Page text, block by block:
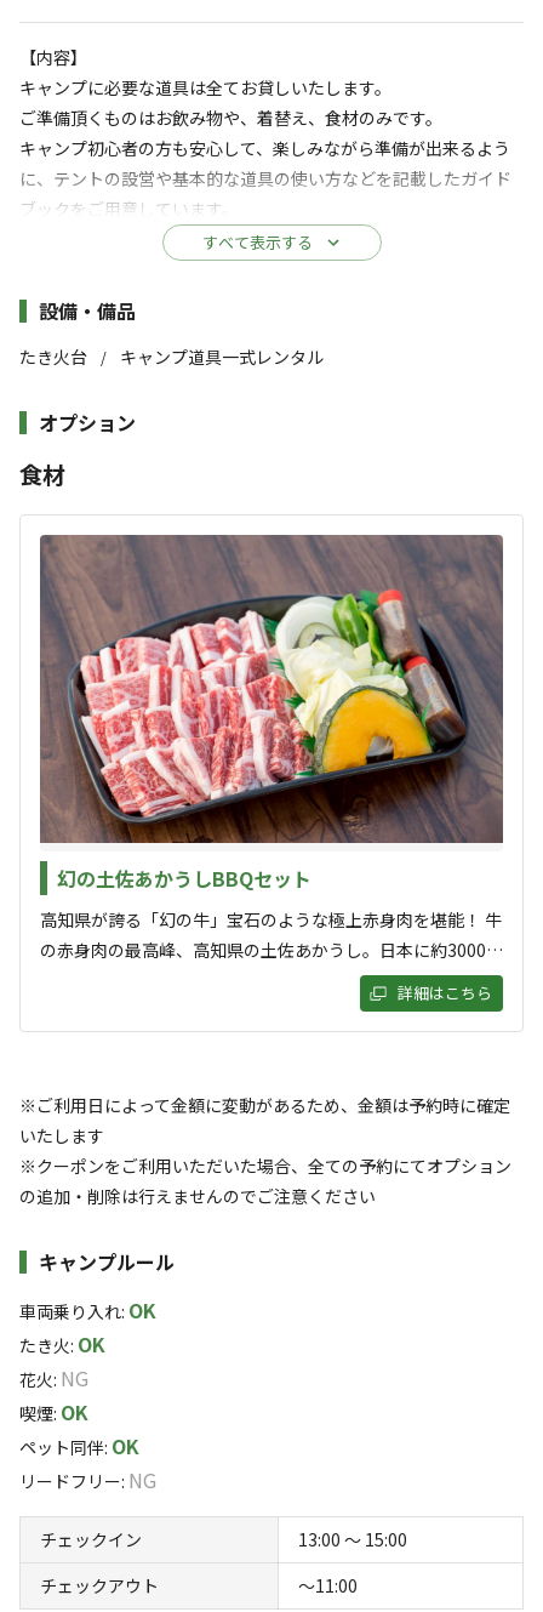
【内容】
キャンプに必要な道具は全てお貸しいたします。
ご準備頂くものはお飲み物や、着替え、食材のみです。
キャンプ初心者の方も安心して、楽しみながら準備が出来るよう
に、テントの設営や基本的な道具の使い方などを記載したガイド
ブックをご用意しています。
・奈半利のパン屋さん「パンセ特製ホットサンドセット」（人数
・設備：テント／タープ／テーブル2台／寝袋・チェア・コット人
数分／ランタン2本／トング／網／BBQコンロ1台／手袋／ひばさ
み／薪／木炭／カトラリー類＆お皿／ホットサンドプレス／その
キャンプ利用のお客様のご入浴は、近隣温浴施設をご利用くださ
いませ。
※車で6分、たのたの温泉
※車で3分、歩き20分 ホテルなはり大浴場
【料金】
未就学児 無料 ※食事なし
※利用可能な人数は最大で、大人４名+未就学児１名まで
設営、撤収はお客様ご自身でお願いします。
チェックアウト時にスタッフが備品等の確認をさせていただきま
す。
9:00~17:30まではスタッフが常駐しています。
その他スタッフによるサポートが必要なお客様はお気軽にお申し
すべて表示する
施設詳細
設備・備品
たき火台 / キャンプ道具一式レンタル
オプション
食材
幻の土佐あかうしBBQセット
高知県が誇る「幻の牛」宝石のような極上赤身肉を堪能！ 牛
の赤身肉の最高峰、高知県の土佐あかうし。日本に約3000頭
と希少なため、ほとんど一般家庭に出回らないことから幻の
牛と呼ばれています。そのうま味、甘み成分は黒毛和牛の2
～3倍ともいわれ、脂の溶け出す温度が低いため、食べると
けといった「脂質の良さ」を感じることができます。 ※1予
約につき、1人前のBBQセットが付きます。 ※写真は2人前
になります。
詳細はこちら
※ご利用日によって金額に変動があるため、金額は予約時に確定
いたします
※クーポンをご利用いただいた場合、全ての予約にてオプション
の追加・削除は行えませんのでご注意ください
キャンプルール
車両乗り入れ: OK
たき火: OK
花火: NG
喫煙: OK
ペット同伴: OK
リードフリー: NG
チェックイン
13:00 〜 15:00
チェックアウト
〜11:00
自動販売機
※詳しくは「キャンプ場情報 」をご確認ください。
【サンゴ礁の広がる海沿いのキャンプ場】SUP
やクリアカヤックのアクティビティ施設も併設！
かつおの藁焼き体験や、アロマづくり体験、ジ
オパークなど近隣施設も充実！
目の前にはサンゴと熱帯魚の生息する海と歴史の面影を感
じる古民家が建ち並ぶまち、奈半利町。日常から離れて、
感じる旅にキャンプという選択を。
高知県東部に位置する海浜センターキャンプ場では、太平
洋を一望することが出来ます。
海岸沖には、約70種類と豊富なサンゴや色とりどりの美
しい熱帯魚が生息しており、各種アクティビティ体験もご
用意しております。
SUPや、シュノーケリング、全身透明なクリアカヤックを
体験しながら、サンゴや熱帯魚を見て、幻想的な海を楽し
むことができます。気持ちいい海風を感じながら沖へ出る
時間は、日常ではなかなか味わえない贅沢なひととき。
ガイドさんが丁寧にレクチャー＆サポートしてくれるの
で、初心者の方やお子様連れでも安心です。
ご予約はオプションで追加可能です！
アクティビティ体験詳細は
HP（https://naharikaihin.net/）をご確認ください。
このキャンプ場の特徴
ロケーション
海
標高
8m
雰囲気
落ち着く
利用者層
ファミリー
70%
#体験アクティビティ #海水浴 #初心者歓迎
#カップルにおすすめ
#
ファミリーにおすすめ # 釣り #グループにおすすめ
キャンプ場からのお知らせ